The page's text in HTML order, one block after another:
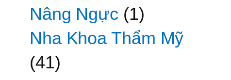
Nâng Ngực (1)
Nha Khoa Thẩm Mỹ
(41)